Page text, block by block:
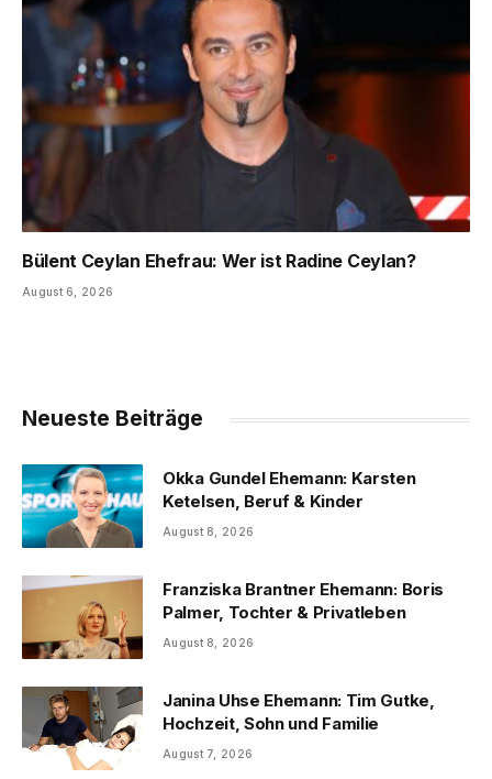
Bülent Ceylan Ehefrau: Wer ist Radine Ceylan?
August 6, 2026
Neueste Beiträge
Okka Gundel Ehemann: Karsten
Ketelsen, Beruf & Kinder
August 8, 2026
Franziska Brantner Ehemann: Boris
Palmer, Tochter & Privatleben
August 8, 2026
Janina Uhse Ehemann: Tim Gutke,
Hochzeit, Sohn und Familie
August 7, 2026